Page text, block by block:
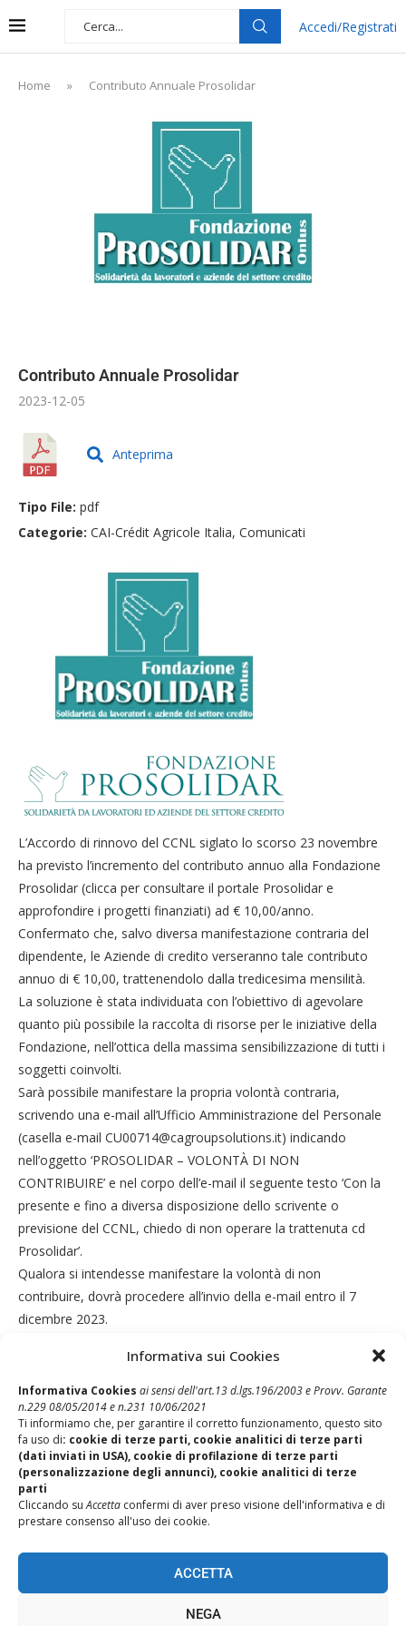
Informativa sui Cookies
Informativa Cookies ai sensi dell'art.13 d.lgs.196/2003 e Provv. Garante
n.229 08/05/2014 e n.231 10/06/2021
Ti informiamo che, per garantire il corretto funzionamento, questo sito
fa uso di: cookie di terze parti, cookie analitici di terze parti
(dati inviati in USA), cookie di profilazione di terze parti
(personalizzazione degli annunci), cookie analitici di terze
parti
Cliccando suAccetta confermi di aver preso visione dell'informativa e di
prestare consenso all'uso dei cookie.
ACCETTA
NEGA
Accedi/Registrati
Home » Contributo Annuale Prosolidar
Contributo Annuale Prosolidar
2023-12-05
L’Accordo di rinnovo del CCNL siglato lo scorso 23 novembre
ha previsto l’incremento del contributo annuo alla Fondazione
Prosolidar (clicca per consultare il portale Prosolidar e
approfondire i progetti finanziati) ad € 10,00/anno.
Confermato che, salvo diversa manifestazione contraria del
dipendente, le Aziende di credito verseranno tale contributo
annuo di € 10,00, trattenendolo dalla tredicesima mensilità.
La soluzione è stata individuata con l’obiettivo di agevolare
quanto più possibile la raccolta di risorse per le iniziative della
Fondazione, nell’ottica della massima sensibilizzazione di tutti i
soggetti coinvolti.
Sarà possibile manifestare la propria volontà contraria,
scrivendo una e-mail all’Ufficio Amministrazione del Personale
(casella e-mail CU00714@cagroupsolutions.it) indicando
nell’oggetto ‘PROSOLIDAR – VOLONTÀ DI NON
CONTRIBUIRE’ e nel corpo dell’e-mail il seguente testo ‘Con la
presente e fino a diversa disposizione dello scrivente o
previsione del CCNL, chiedo di non operare la trattenuta cd
Prosolidar’.
Qualora si intendesse manifestare la volontà di non
contribuire, dovrà procedere all’invio della e-mail entro il 7
dicembre 2023.
Anteprima
Tipo File: pdf
Categorie: CAI-Crédit Agricole Italia, Comunicati
Post Precedente
Indennità di Famiglia 2023
Post Successivo
Adesione al Piano Sanitario Unisalute 2024-2025